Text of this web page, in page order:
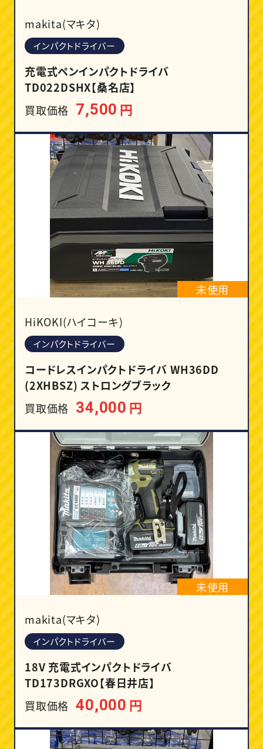
makita(マキタ)
インパクトドライバー
充電式ペンインパクトドライバ
TD022DSHX【桑名店】
買取価格 7,500 円
未使用
HiKOKI(ハイコーキ)
インパクトドライバー
コードレスインパクトドライバ WH36DD
(2XHBSZ) ストロングブラック
買取価格 34,000 円
未使用
makita(マキタ)
インパクトドライバー
18V 充電式インパクトドライバ
TD173DRGXO【春日井店】
買取価格 40,000 円